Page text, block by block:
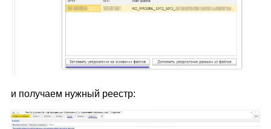
и получаем нужный реестр: